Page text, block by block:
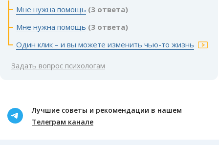
Мне нужна помощь (3 ответа)
Мне нужна помощь (3 ответа)
Один клик – и вы можете изменить чью-то жизнь
Задать вопрос психологам
Лучшие советы и рекомендации в нашем
Телеграм канале